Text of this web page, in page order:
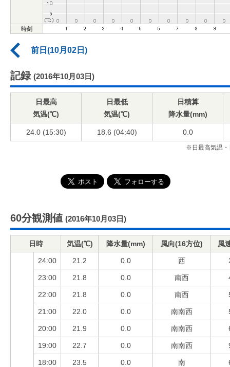
時刻
前日(10月02日)
記録 (2016年10月03日)
日最高
気温(℃)
日最低
気温(℃)
日積算
降水量(mm)
24.0 (15:30) 18.6 (04:40) 0.0
※日最高気温・
60分観測値 (2016年10月03日)
日時 気温(℃) 降水量(mm) 風向(16方位) 風
24:00 21.2 0.0 西
23:00 21.8 0.0 南西
22:00 21.8 0.0 南西
21:00 22.0 0.0 南南西
20:00 21.9 0.0 南南西
19:00 22.7 0.0 南南西
18:00 23.5 0.0 南